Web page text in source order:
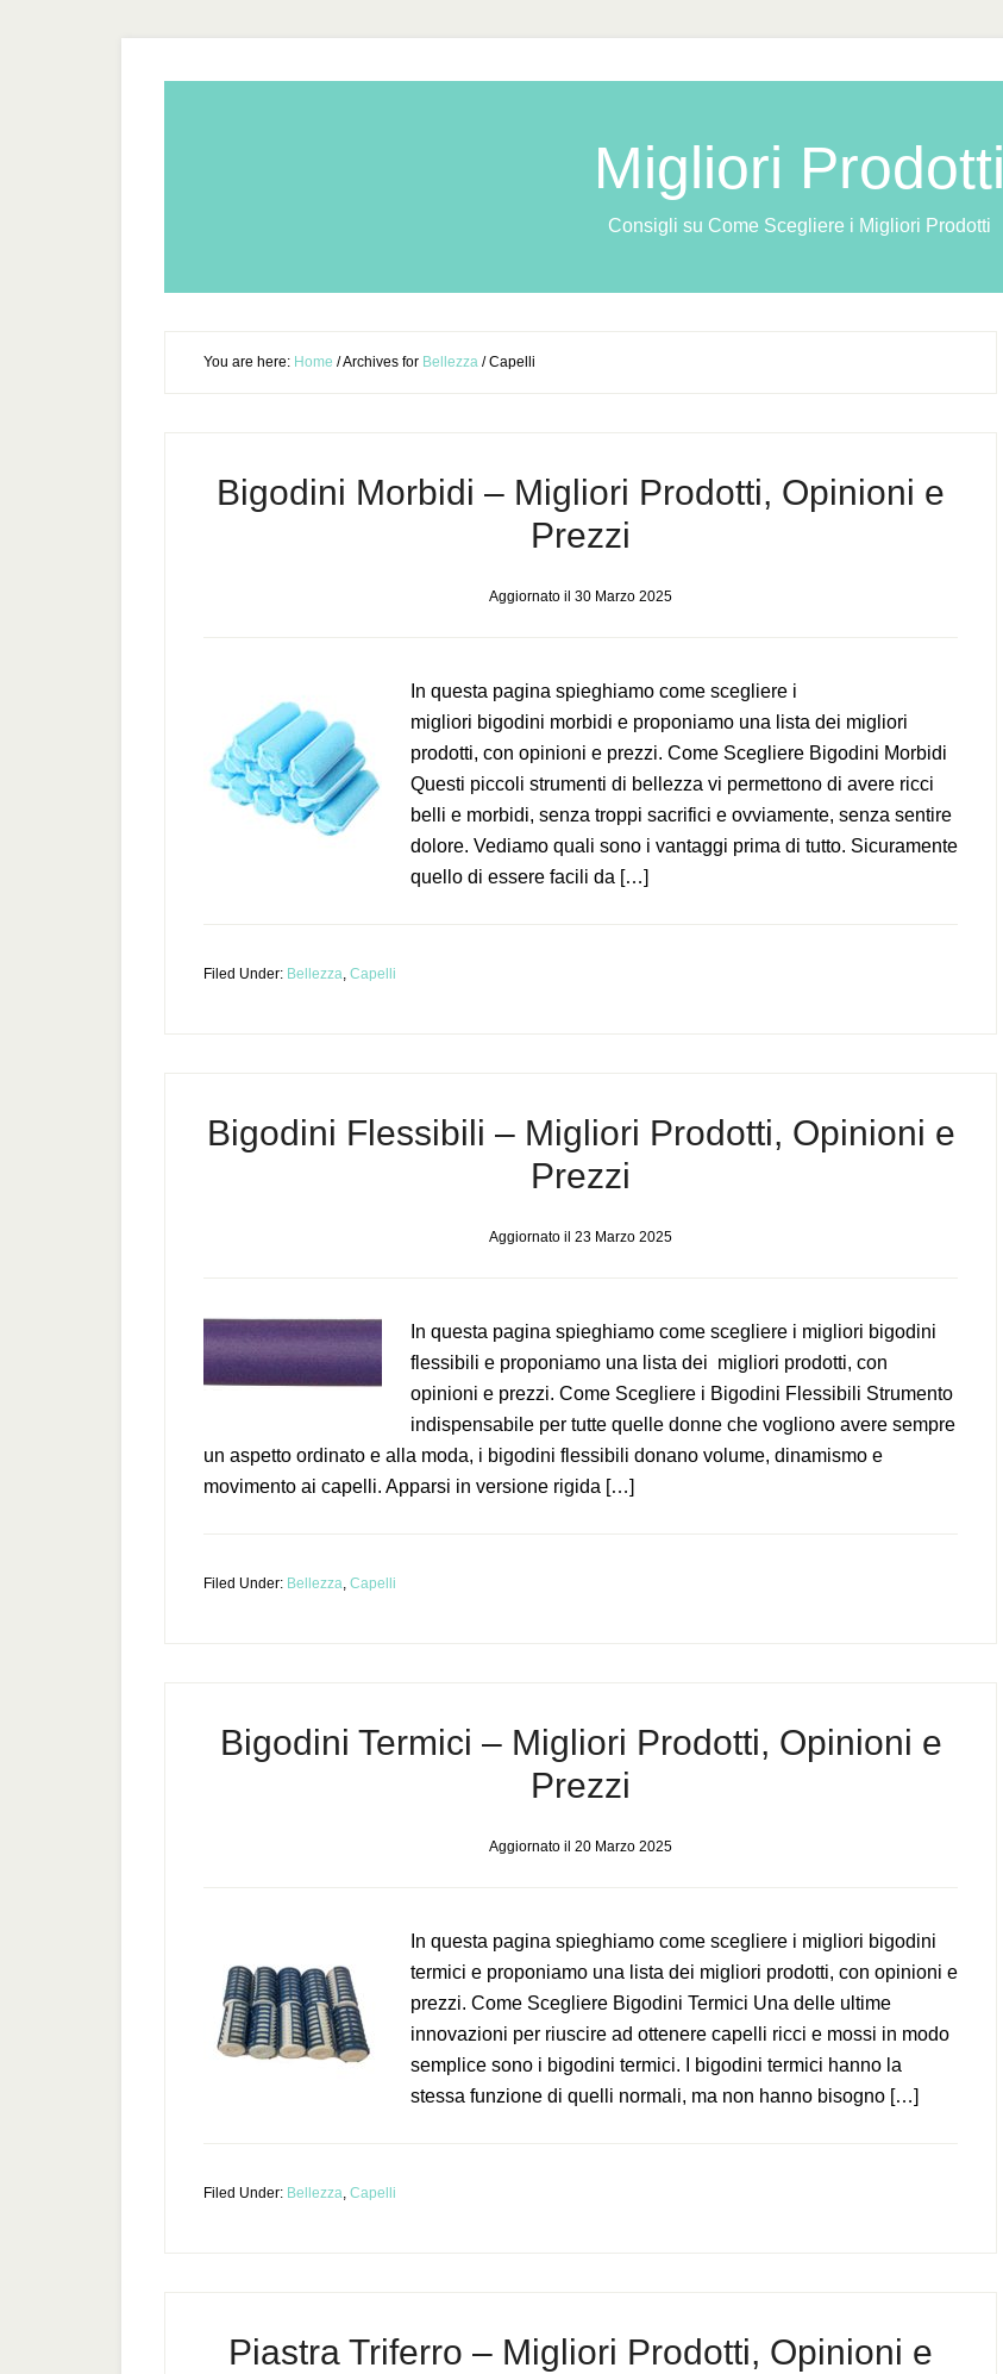
Migliori Prodotti
Consigli su Come Scegliere i Migliori Prodotti
You are here: Home /Archives for Bellezza /Capelli
Bigodini Morbidi – Migliori Prodotti, Opinioni e
Prezzi
Aggiornato il 30 Marzo 2025
In questa pagina spieghiamo come scegliere i
migliori bigodini morbidi e proponiamo una lista dei migliori
prodotti, con opinioni e prezzi. Come Scegliere Bigodini Morbidi
Questi piccoli strumenti di bellezza vi permettono di avere ricci
belli e morbidi, senza troppi sacrifici e ovviamente, senza sentire
dolore. Vediamo quali sono i vantaggi prima di tutto. Sicuramente
quello di essere facili da […]
Filed Under: Bellezza, Capelli
Bigodini Flessibili – Migliori Prodotti, Opinioni e
Prezzi
Aggiornato il 23 Marzo 2025
In questa pagina spieghiamo come scegliere i migliori bigodini
flessibili e proponiamo una lista dei migliori prodotti, con
opinioni e prezzi. Come Scegliere i Bigodini Flessibili Strumento
indispensabile per tutte quelle donne che vogliono avere sempre
un aspetto ordinato e alla moda, i bigodini flessibili donano volume, dinamismo e
movimento ai capelli. Apparsi in versione rigida […]
Filed Under: Bellezza, Capelli
Bigodini Termici – Migliori Prodotti, Opinioni e
Prezzi
Aggiornato il 20 Marzo 2025
In questa pagina spieghiamo come scegliere i migliori bigodini
termici e proponiamo una lista dei migliori prodotti, con opinioni e
prezzi. Come Scegliere Bigodini Termici Una delle ultime
innovazioni per riuscire ad ottenere capelli ricci e mossi in modo
semplice sono i bigodini termici. I bigodini termici hanno la
stessa funzione di quelli normali, ma non hanno bisogno […]
Filed Under: Bellezza, Capelli
Piastra Triferro – Migliori Prodotti, Opinioni e